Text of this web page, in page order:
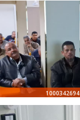
1000342694